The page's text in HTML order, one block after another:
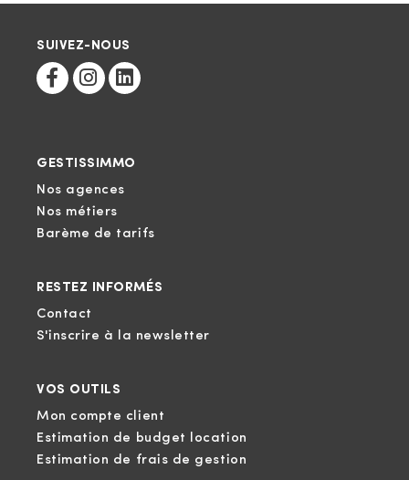
SUIVEZ-NOUS
GESTISSIMMO
Nos agences
Nos métiers
Barème de tarifs
RESTEZ INFORMÉS
Contact
S'inscrire à la newsletter
VOS OUTILS
Mon compte client
Estimation de budget location
Estimation de frais de gestion